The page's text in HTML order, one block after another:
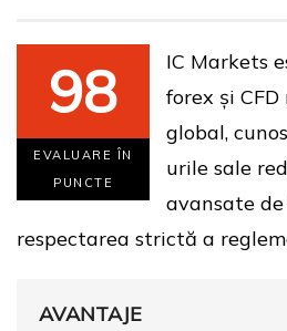
98
EVALUARE ÎN
PUNCTE
IC Markets
forex și
global,
urile sale
avansate
respectarea strictă a
AVANTAJE